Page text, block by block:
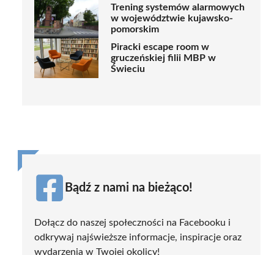
Trening systemów alarmowych
w województwie kujawsko-
pomorskim
Piracki escape room w
gruczeńskiej filii MBP w
Świeciu
Bądź z nami na bieżąco!
Dołącz do naszej społeczności na Facebooku i
odkrywaj najświeższe informacje, inspiracje oraz
wydarzenia w Twojej okolicy!